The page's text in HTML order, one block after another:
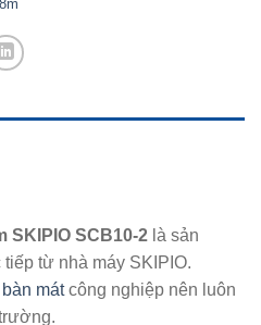
SKIPIO SCB10-2 là sản
từ nhà máy SKIPIO.
mátcông nghiệp nên luôn